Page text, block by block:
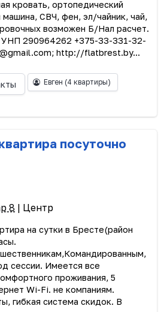
кровать, ортопедический
машина, СВЧ, фен, эл/чайник, чай,
возможен Б/Нал расчет.
290964262 +375-33-331-32-
http://flatbrest.by...
Евген (4 квартиры)
посуточно
8 | Центр
на сутки в Бресте(район
сессии. Имеется все
проживания, 5
Wi-Fi. не компаниям.
гибкая система скидок. В